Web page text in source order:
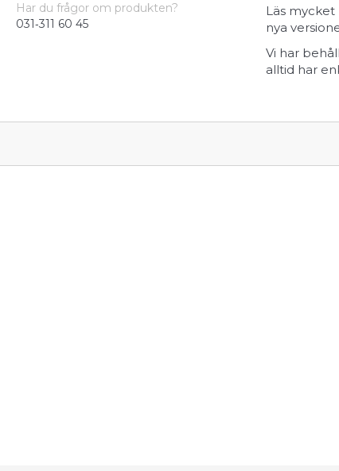
Har du frågor om produkten?
031‑311 60 45
Läs
nya
Vi har
alltid har